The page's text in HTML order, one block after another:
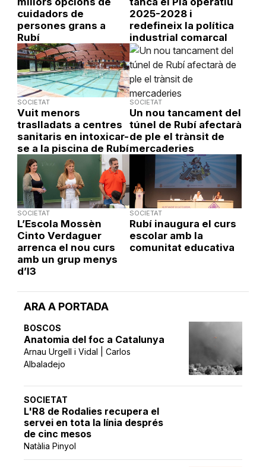
ARA A PORTADA
BOSCOS
Anatomia del foc a Catalunya
Arnau Urgell i Vidal | Carlos
Albaladejo
SOCIETAT
L'R8 de Rodalies recupera el
servei en tota la línia després
de cinc mesos
Natàlia Pinyol
cuidadors de
persones grans a
Rubí
2025-2028 i
redefineix la política
industrial comarcal
SOCIETAT
Vuit menors
traslladats a centres
sanitaris en intoxicar-
se a la piscina de Rubí
SOCIETAT
Un nou tancament del
túnel de Rubí afectarà
de ple el trànsit de
mercaderies
SOCIETAT
L’Escola Mossèn
Cinto Verdaguer
arrenca el nou curs
amb un grup menys
d’I3
SOCIETAT
Rubí inaugura el curs
escolar amb la
comunitat educativa